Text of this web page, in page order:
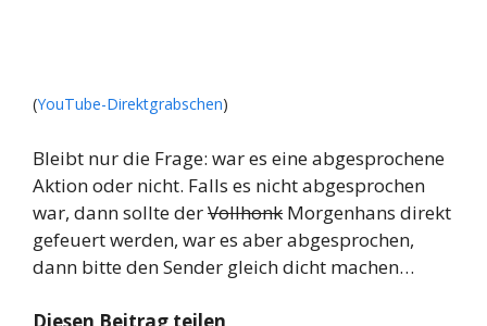
(YouTube-Direktgrabschen)
Bleibt nur die Frage: war es eine abgesprochene
Aktion oder nicht. Falls es nicht abgesprochen
war, dann sollte derVollhonk Morgenhans direkt
gefeuert werden, war es aber abgesprochen,
dann bitte den Sender gleich dicht machen…